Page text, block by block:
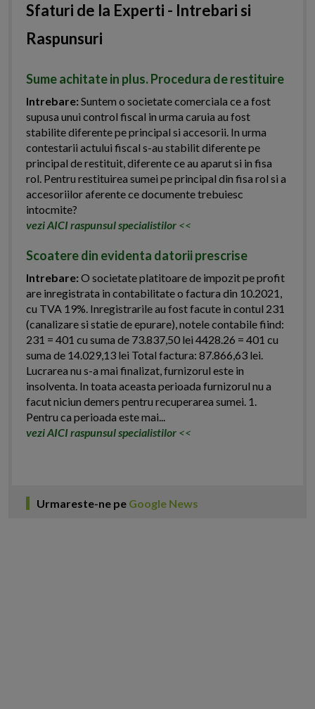
Sfaturi de la Experti - Intrebari si
Raspunsuri
Sume achitate in plus. Procedura de restituire
Intrebare:Suntem o societate comerciala ce a fost
supusa unui control fiscal in urma caruia au fost
stabilite diferente pe principal si accesorii. In urma
contestarii actului fiscal s-au stabilit diferente pe
principal de restituit, diferente ce au aparut si in fisa
rol. Pentru restituirea sumei pe principal din fisa rol si a
accesoriilor aferente ce documente trebuiesc
intocmite?
vezi AICI raspunsul specialistilor <<
Scoatere din evidenta datorii prescrise
Intrebare:O societate platitoare de impozit pe profit
are inregistrata in contabilitate o factura din 10.2021,
cu TVA 19%. Inregistrarile au fost facute in contul 231
(canalizare si statie de epurare), notele contabile fiind:
231 = 401 cu suma de 73.837,50 lei 4428.26 = 401 cu
suma de 14.029,13 lei Total factura: 87.866,63 lei.
Lucrarea nu s-a mai finalizat, furnizorul este in
insolventa. In toata aceasta perioada furnizorul nu a
facut niciun demers pentru recuperarea sumei. 1.
Pentru ca perioada este mai...
vezi AICI raspunsul specialistilor <<
Urmareste-ne pe Google News